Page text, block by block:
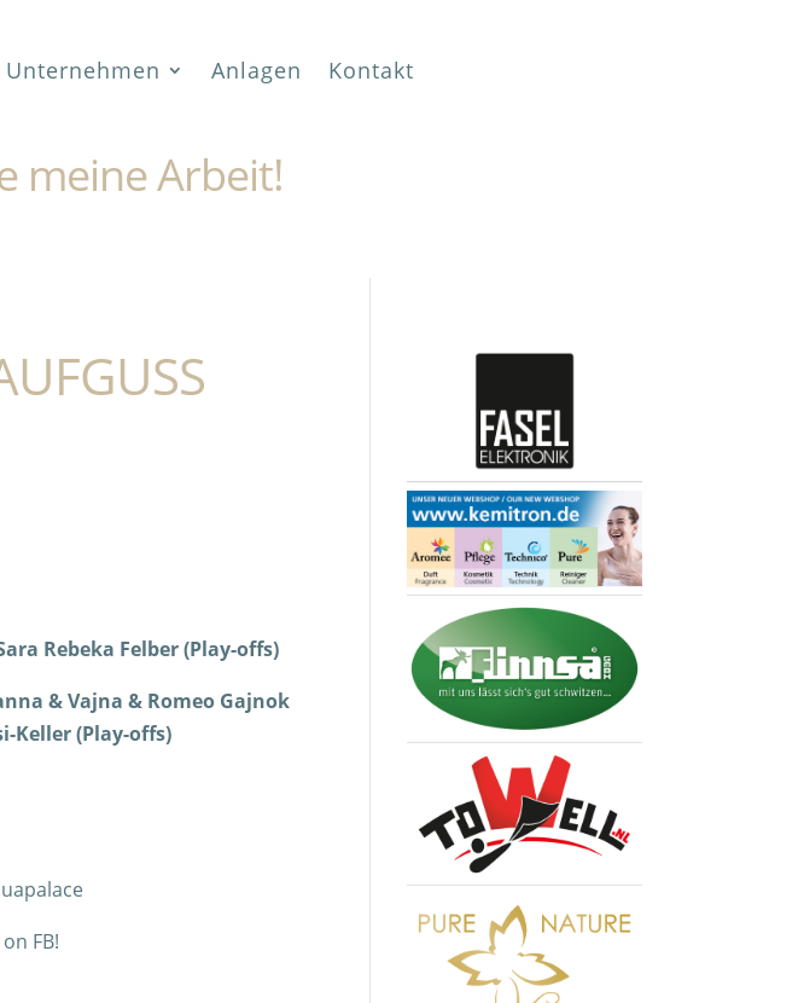
Unternehmen Anlagen Kontakt
meine Arbeit!
Rebeka Felber (Play-offs)
& Vajna & Romeo Gajnok
Keller (Play-offs)
FB!